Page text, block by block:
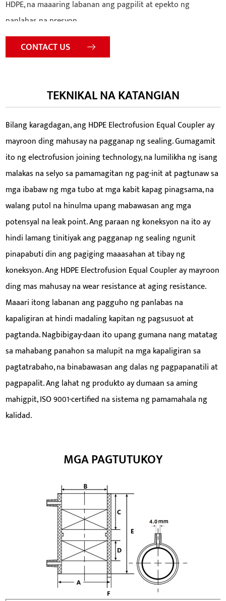
HDPE, na maaaring labanan ang pagpilit at epekto ng
panlabas na presyon.
CONTACT US
TEKNIKAL NA KATANGIAN
Bilang karagdagan, ang HDPE Electrofusion Equal Coupler ay
mayroon ding mahusay na pagganap ng sealing. Gumagamit
ito ng electrofusion joining technology, na lumilikha ng isang
malakas na selyo sa pamamagitan ng pag-init at pagtunaw sa
mga ibabaw ng mga tubo at mga kabit kapag pinagsama, na
walang putol na hinulma upang mabawasan ang mga
potensyal na leak point. Ang paraan ng koneksyon na ito ay
hindi lamang tinitiyak ang pagganap ng sealing ngunit
pinapabuti din ang pagiging maaasahan at tibay ng
koneksyon. Ang HDPE Electrofusion Equal Coupler ay mayroon
ding mas mahusay na wear resistance at aging resistance.
Maaari itong labanan ang pagguho ng panlabas na
kapaligiran at hindi madaling kapitan ng pagsusuot at
pagtanda. Nagbibigay-daan ito upang gumana nang matatag
sa mahabang panahon sa malupit na mga kapaligiran sa
pagtatrabaho, na binabawasan ang dalas ng pagpapanatili at
pagpapalit. Ang lahat ng produkto ay dumaan sa aming
mahigpit, ISO 9001-certified na sistema ng pamamahala ng
kalidad.
MGA PAGTUTUKOY